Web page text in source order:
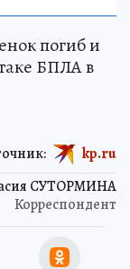
погиб и
БПЛА в
СУТОРМИНА
Корреспондент
kp.ru